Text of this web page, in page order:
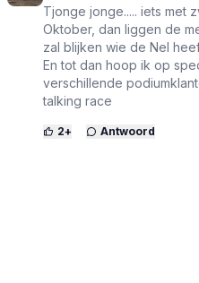
Tjonge jonge..... iets met
Oktober, dan liggen de
zal blijken wie de Nel
En tot dan hoop ik op
verschillende
talking race
2+ Antwoord